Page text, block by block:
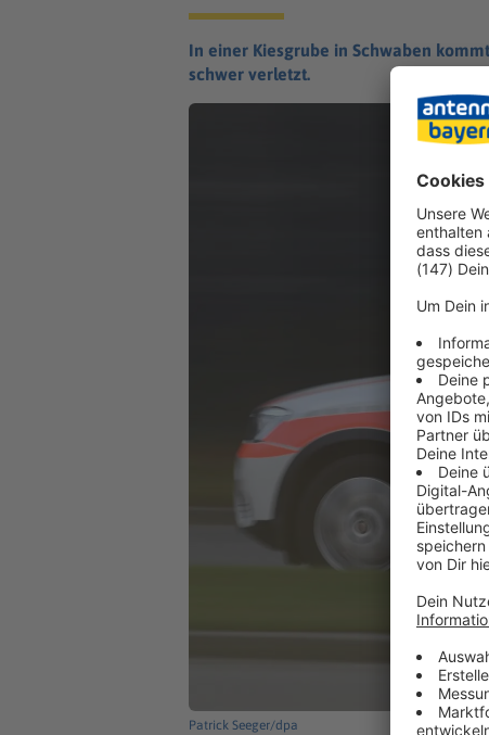
In einer Kiesgrube in Schwaben
schwer verletzt.
Patrick Seeger/dpa